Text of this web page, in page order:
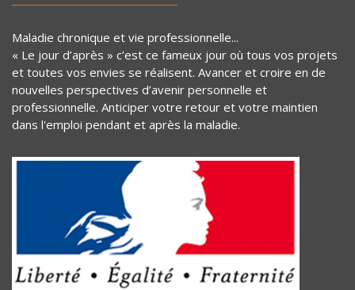
Maladie chronique et vie professionnelle...
« Le jour d’après » c’est ce fameux jour où tous vos projets
et toutes vos envies se réalisent. Avancer et croire en de
nouvelles perspectives d’avenir personnelle et
professionnelle. Anticiper votre retour et votre maintien
dans l'emploi pendant et après la maladie.